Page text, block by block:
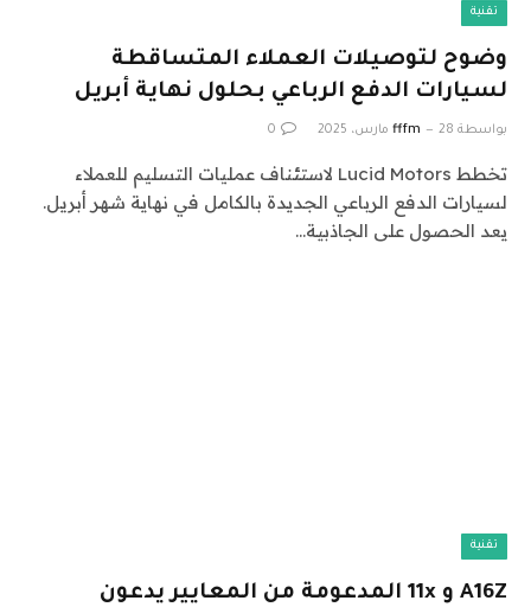
تقنية
وضوح لتوصيلات العملاء المتساقطة
لسيارات الدفع الرباعي بحلول نهاية أبريل
بواسطة fffm 28 مارس، 2025 0
تخطط Lucid Motors لاستئناف عمليات التسليم للعملاء
لسيارات الدفع الرباعي الجديدة بالكامل في نهاية شهر أبريل.
يعد الحصول على الجاذبية…
تقنية
A16Z و 11x المدعومة من المعايير يدعون